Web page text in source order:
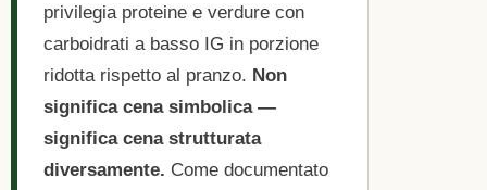
privilegia proteine e verdure con
carboidrati a basso IG in porzione
ridotta rispetto al pranzo. Non
significa cena simbolica —
significa cena strutturata
diversamente. Come documentato